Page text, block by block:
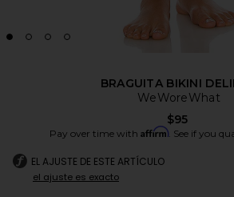
BRAGUITA BIKINI
WeWoreWhat
$95
Pay over time with Affirm. See if you
EL AJUSTE DE ESTE ARTÍCULO
el ajuste es exacto